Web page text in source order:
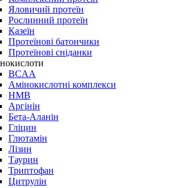
Яловичий протеїн
Рослинний протеїн
Казеїн
Протеїнові батончики
Протеїнові сніданки
BCAA
Амінокислотні комплекси
HMB
Аргінін
Бета-Аланін
Гліцин
Глютамін
Лізин
Таурин
Триптофан
Цитрулін